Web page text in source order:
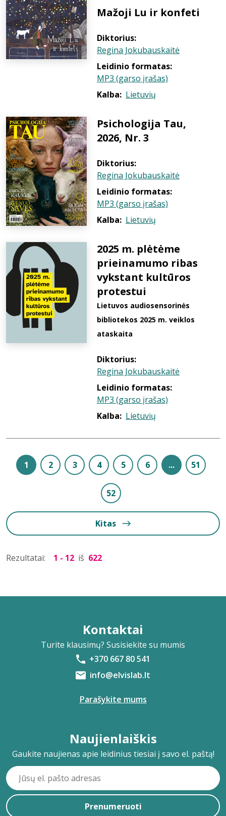
Mažoji Lu ir konfeti
Diktorius:
Regina Jokubauskaitė
Leidinio formatas:
MP3 (garso įrašas)
Kalba: Lietuvių
Psichologija Tau,
2026, Nr. 3
Diktorius:
Regina Jokubauskaitė
Leidinio formatas:
MP3 (garso įrašas)
Kalba: Lietuvių
2025 m. plėtėme
prieinamumo ribas
vykstant kultūros
protestui
Lietuvos audiosensorinės
bibliotekos 2025 m. veiklos
ataskaita
Diktorius:
Regina Jokubauskaitė
Leidinio formatas:
MP3 (garso įrašas)
Kalba: Lietuvių
1 2 3 4 5 6 ... 51
52
Kitas
Rezultatai: 1 - 12 iš 622
Kontaktai
Turite klausimų? Susisiekite su mumis
+370 667 80 541
info@elvislab.lt
Parašykite mums
Naujienlaiškis
Gaukite naujienas apie leidinius tiesiai į savo el. paštą!
Prenumeruoti